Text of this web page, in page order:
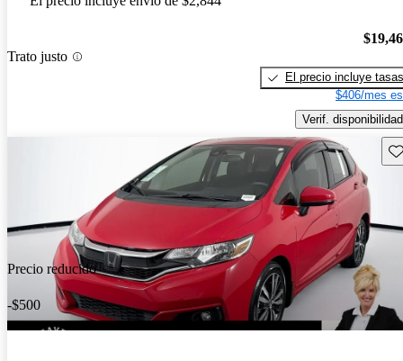
Trato justo
El precio incluye tasas
$406/mes
Verif. disponibilidad
Precio reducido
-$500